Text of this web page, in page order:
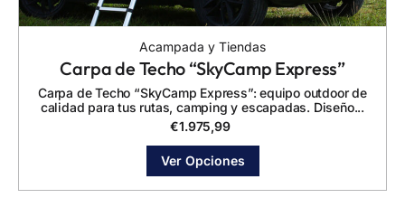
Acampada y Tiendas
Carpa de Techo “SkyCamp Express”
Carpa de Techo “SkyCamp Express”: equipo outdoor de
calidad para tus rutas, camping y escapadas. Diseño...
€1.975,99
Ver Opciones